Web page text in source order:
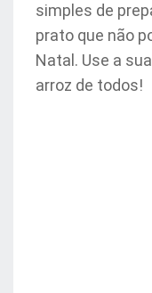
simples de
prato que não
Natal. Use a
arroz de todos!